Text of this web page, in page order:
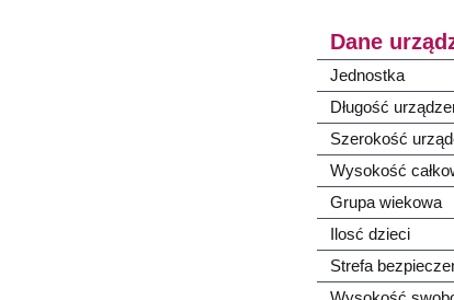
Dane
Jednostka
Długość
Szerokość
Wysokość
Grupa wiekowa
Ilosć dzieci
Strefa